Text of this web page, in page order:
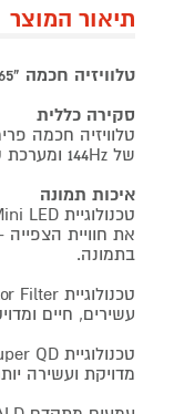
תיאור המוצר
טלוויזיה חכמה "65 4K Premium SQD-Mini LED Google TV דגם TCL 65C7L
סקירה כללית
של 144Hz ומערכת סאונד Bang & Olufsen 2.2Ch - לחוויית צפייה ביתית ברמת קולנוע אמיתי.
איכות תמונה
את חוויית
בתמונה.
עשירים, חיים
מדויקת ועשירה